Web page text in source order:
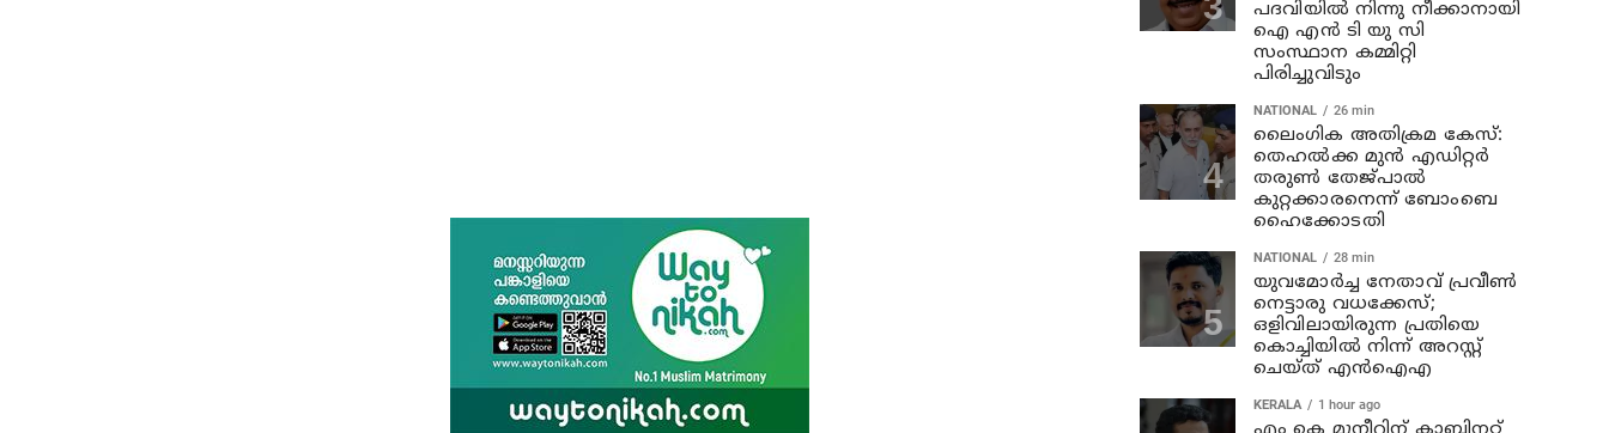
പദവിയില്‍ നിന്നു നീക്കാനായി
ഐ എന്‍ ടി യു സി
സംസ്ഥാന കമ്മിറ്റി
പിരിച്ചുവിടും
NATIONAL 26 min
ലൈംഗിക അതിക്രമ കേസ്:
തെഹൽക്ക മുൻ എഡിറ്റർ
തരുൺ തേജ്പാൽ
കുറ്റക്കാരനെന്ന് ബോംബെ
ഹൈക്കോടതി
NATIONAL 28 min
യുവമോര്‍ച്ച നേതാവ് പ്രവീണ്‍
നെട്ടാരു വധക്കേസ്;
ഒളിവിലായിരുന്ന പ്രതിയെ
കൊച്ചിയില്‍ നിന്ന് അറസ്റ്റ്
ചെയ്ത് എന്‍ഐഎ
KERALA 1 hour ago